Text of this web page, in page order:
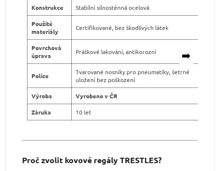
➡️
Konstrukce Stabilní silnostěnná ocelová
Použité
materiály
Certifikované, bez škodlivých látek
Povrchová
úprava
Práškové lakování, antikorozní
Police
Tvarované nosníky pro pneumatiky, šetrné
uložení bez poškození
Výroba Vyrobeno v ČR
Záruka 10 let
Proč zvolit kovové regály TRESTLES?